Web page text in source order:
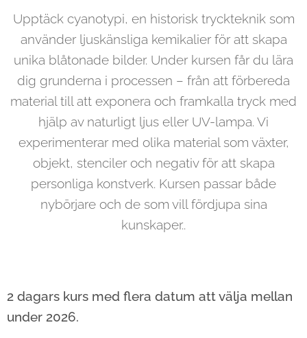
Upptäck cyanotypi, en historisk tryckteknik som
använder ljuskänsliga kemikalier för att skapa
unika blåtonade bilder. Under kursen får du lära
dig grunderna i processen – från att förbereda
material till att exponera och framkalla tryck med
hjälp av naturligt ljus eller UV-lampa. Vi
experimenterar med olika material som växter,
objekt, stenciler och negativ för att skapa
personliga konstverk. Kursen passar både
nybörjare och de som vill fördjupa sina
kunskaper..
2 dagars kurs med flera datum att välja mellan
under 2026.